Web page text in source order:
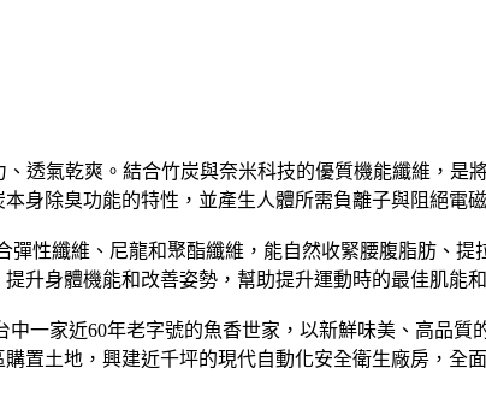
、透氣乾爽。結合竹炭與奈米科技的優質機能纖維，
身除臭功能的特性，並產生人體所需負離子與阻絕電
彈性纖維、尼龍和聚酯纖維，能自然收緊腰腹脂肪、
升身體機能和改善姿勢，幫助提升運動時的最佳肌能
中一家近60年老字號的魚香世家，以新鮮味美、高品質
置土地，興建近千坪的現代自動化安全衛生廠房，